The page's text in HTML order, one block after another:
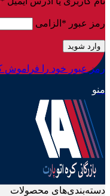
رمز عبور * الزامی
وارد شوید
رمز عبور خود را فراموش
منو
دسته‌بندی‌های محصولات